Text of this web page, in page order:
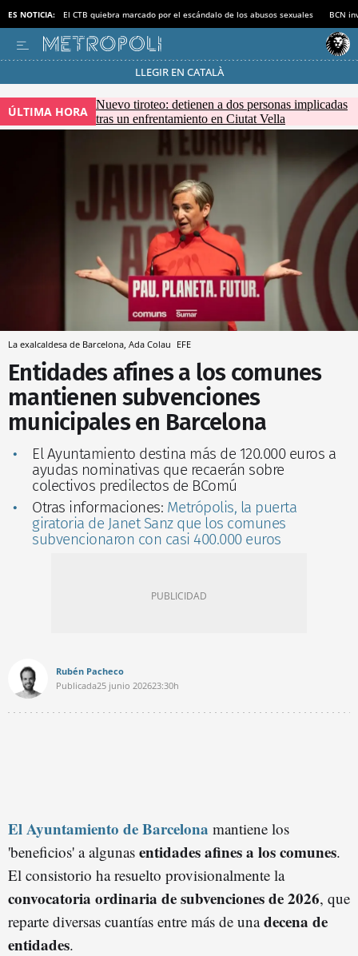
ES NOTICIA: El CTB quiebra marcado por el escándalo de los abusos sexuales BCN
LLEGIR EN CATALÀ
Pásate al MODO AHORRO
ÚLTIMA HORA Nuevo tiroteo: detienen a dos personas implicadas
tras un enfrentamiento en Ciutat Vella
La exalcaldesa de Barcelona, Ada Colau EFE
Entidades afines a los comunes
mantienen subvenciones
municipales en Barcelona
El Ayuntamiento destina más de 120.000 euros a
ayudas nominativas que recaerán sobre
colectivos predilectos de BComú
Otras informaciones: Metrópolis, la puerta
giratoria de Janet Sanz que los comunes
subvencionaron con casi 400.000 euros
Rubén Pacheco
Publicada25 junio 202623:30h
El Ayuntamiento de Barcelona mantiene los
'beneficios' a algunas entidades afines a los comunes.
El consistorio ha resuelto provisionalmente la
convocatoria ordinaria de subvenciones de2026, que
reparte diversas cuantías entre más de unadecena de
entidades.